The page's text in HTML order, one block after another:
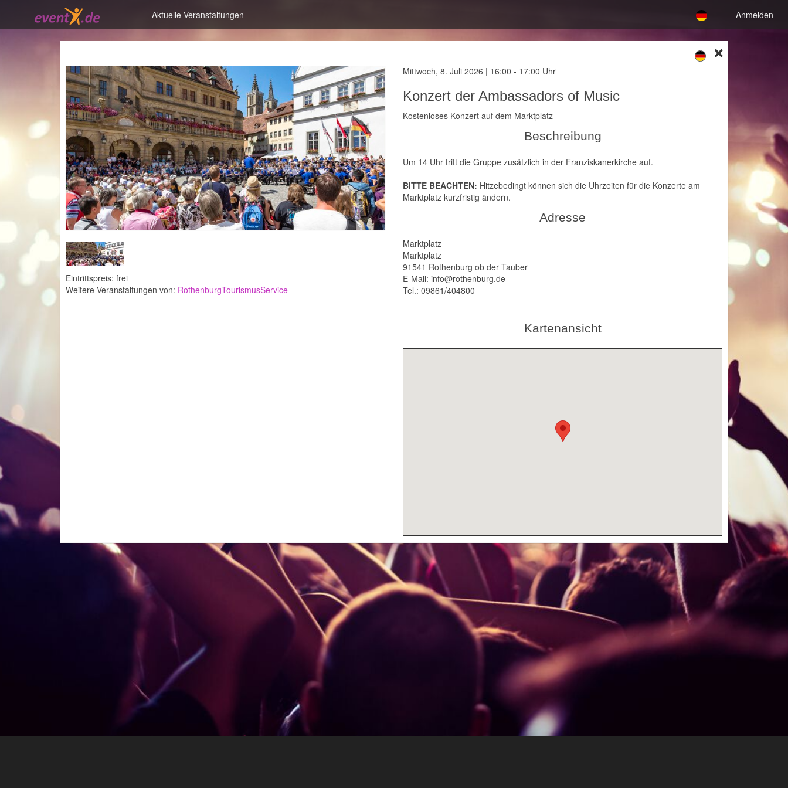
Aktuelle Veranstaltungen Anmelden
Eintrittspreis: frei
Weitere Veranstaltungen von: RothenburgTourismusService
Mittwoch, 8. Juli 2026 | 16:00 - 17:00 Uhr
Konzert der Ambassadors of Music
Kostenloses Konzert auf dem Marktplatz
Beschreibung
Um 14 Uhr tritt die Gruppe zusätzlich in der Franziskanerkirche auf.
BITTE BEACHTEN: Hitzebedingt können sich die Uhrzeiten für die Konzerte am
Marktplatz kurzfristig ändern.
Adresse
Marktplatz
Marktplatz
91541 Rothenburg ob der Tauber
E-Mail: info@rothenburg.de
Tel.: 09861/404800
Kartenansicht